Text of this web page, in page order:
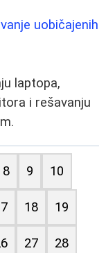
uobičajenih
laptopa,
i rešavanju
8 9 10
18 19
27 28